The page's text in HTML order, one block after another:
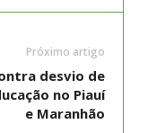
Próximo artigo
desvio de
no Piauí
e Maranhão